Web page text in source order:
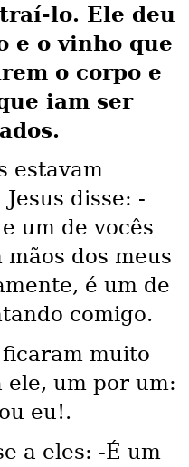
lo. Ele deu
e o vinho que
o corpo e
iam ser
estavam
disse: -
um de vocês
dos meus
é um de
comigo.
muito
ele, um por um:
eu!.
a eles: -É um